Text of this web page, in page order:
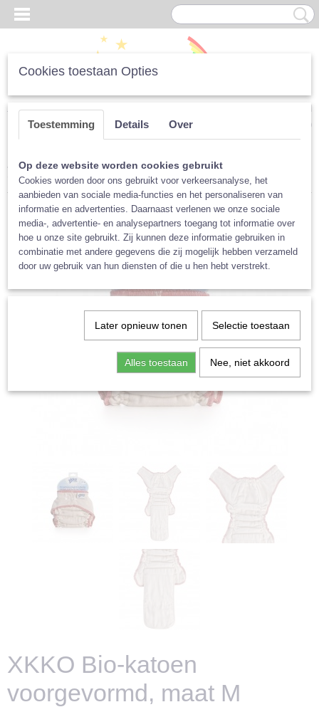
Inloggen Registreren
(0)
Home >Luiers>Per Merk> XKKO>XKKO Bio-katoen
voorgevormd, maat M
XKKO Bio-katoen
voorgevormd, maat M
Cookies toestaan Opties
Toestemming Details Over
Op deze website worden cookies gebruikt
Cookies worden door ons gebruikt voor verkeersanalyse, het
aanbieden van sociale media-functies en het personaliseren van
informatie en advertenties. Daarnaast verlenen we onze sociale
media-, advertentie- en analysepartners toegang tot informatie over
hoe u onze site gebruikt. Zij kunnen deze informatie gebruiken in
combinatie met andere gegevens die zij mogelijk hebben verzameld
door uw gebruik van hun diensten of die u hen hebt verstrekt.
Later opnieuw tonen Selectie toestaan
Alles toestaan Nee, niet akkoord